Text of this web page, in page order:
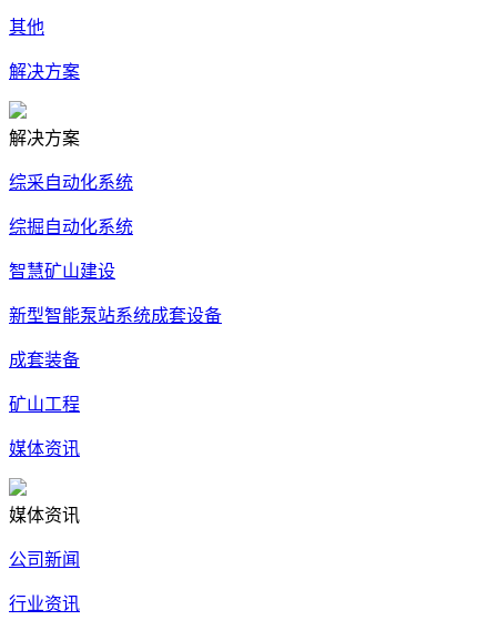
其他
解决方案
解决方案
综采自动化系统
综掘自动化系统
智慧矿山建设
新型智能泵站系统成套设备
成套装备
矿山工程
媒体资讯
媒体资讯
公司新闻
行业资讯